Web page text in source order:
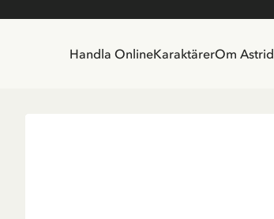
Handla OnlineKaraktärerOm Astrid